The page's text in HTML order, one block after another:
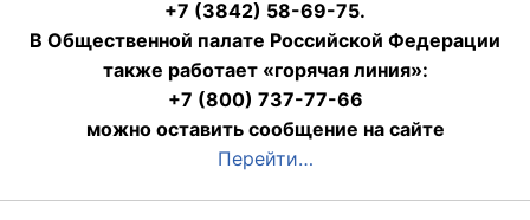
+7 (3842) 58-69-75.
В Общественной палате Российской Федерации
также работает «горячая линия»:
+7 (800) 737-77-66
можно оставить сообщение на сайте
Перейти…